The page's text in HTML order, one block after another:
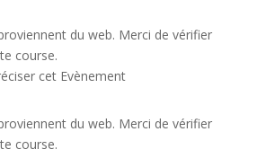
du web. Merci de vérifier
course.
cet Evènement
du web. Merci de vérifier
course.